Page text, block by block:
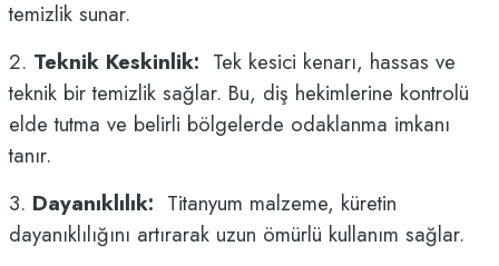
temizlik sunar.
2. Teknik Keskinlik: Tek kesici kenarı, hassas ve
teknik bir temizlik sağlar. Bu, diş hekimlerine kontrolü
elde tutma ve belirli bölgelerde odaklanma imkanı
tanır.
3. Dayanıklılık: Titanyum malzeme, küretin
dayanıklılığını artırarak uzun ömürlü kullanım sağlar.